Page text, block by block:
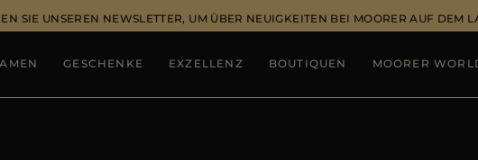
SIE UNSEREN NEWSLETTER, UM ÜBER NEUIGKEITEN BEI MOORER AUF DEM
GESCHENKE EXZELLENZ BOUTIQUEN MOORER